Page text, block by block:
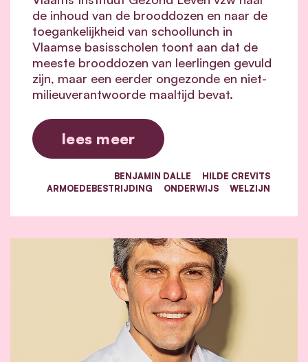
de inhoud van de brooddozen en naar de
toegankelijkheid van schoollunch in
Vlaamse basisscholen toont aan dat de
meeste brooddozen van leerlingen gevuld
zijn, maar een eerder ongezonde en niet-
milieuverantwoorde maaltijd bevat.
lees meer
BENJAMIN DALLE
HILDE CREVITS
ARMOEDEBESTRIJDING
ONDERWIJS WELZIJN